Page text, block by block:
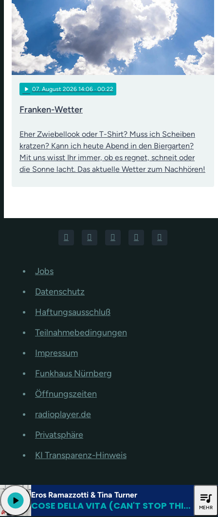
play_arrow 07. August 2026 14:06 · 00:22
Franken-Wetter
Eher Zwiebellook oder T-Shirt? Muss ich Scheiben
kratzen? Kann ich heute Abend in den Biergarten?
Mit uns wisst Ihr immer, ob es regnet, schneit oder
die Sonne lacht. Das aktuelle Wetter zum Nachhören!
Jobs
Datenschutz
Haftungsausschluß
Teilnahmebedingungen
Impressum
Funkhaus Nürnberg
Öffnungszeiten
radioplayer.de
Privatsphäre
KI Transparenz-Hinweis
Eros Ramazzotti & Tina Turner
COSE DELLA VITA (CAN'T STOP THINKING OF YOU)
play_arrow queue_music